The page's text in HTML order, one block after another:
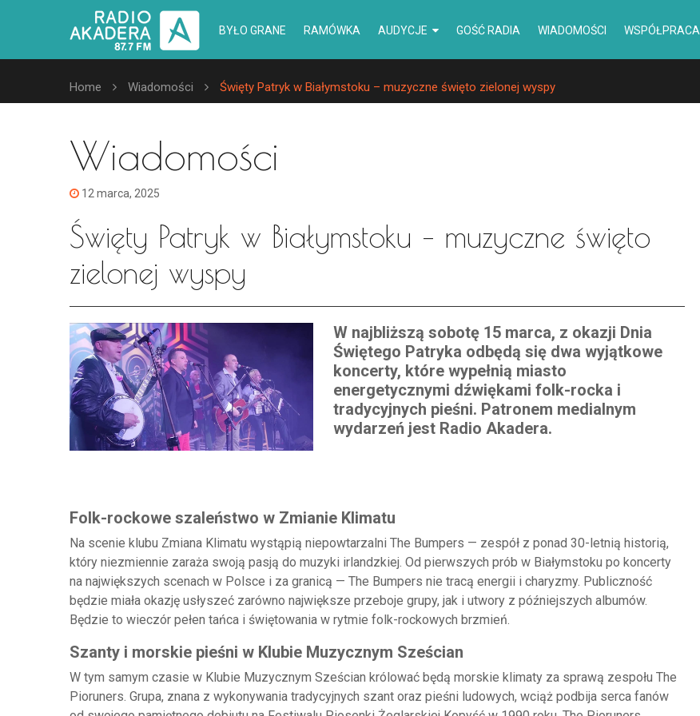
BYŁO GRANE RAMÓWKA AUDYCJE GOŚĆ RADIA WIADOMOŚCI WSPÓŁPRACA
Home Wiadomości Święty Patryk w Białymstoku – muzyczne święto zielonej wyspy
Wiadomości
12 marca, 2025
Święty Patryk w Białymstoku – muzyczne święto
zielonej wyspy
W najbliższą sobotę 15 marca, z okazji Dnia
Świętego Patryka odbędą się dwa wyjątkowe
koncerty, które wypełnią miasto
energetycznymi dźwiękami folk-rocka i
tradycyjnych pieśni. Patronem medialnym
wydarzeń jest Radio Akadera.
Folk-rockowe szaleństwo w Zmianie Klimatu
Na scenie klubu Zmiana Klimatu wystąpią niepowtarzalni The Bumpers — zespół z ponad 30-letnią historią,
który niezmiennie zaraża swoją pasją do muzyki irlandzkiej. Od pierwszych prób w Białymstoku po koncerty
na największych scenach w Polsce i za granicą — The Bumpers nie tracą energii i charyzmy. Publiczność
będzie miała okazję usłyszeć zarówno największe przeboje grupy, jak i utwory z późniejszych albumów.
Będzie to wieczór pełen tańca i świętowania w rytmie folk-rockowych brzmień.
Szanty i morskie pieśni w Klubie Muzycznym Sześcian
W tym samym czasie w Klubie Muzycznym Sześcian królować będą morskie klimaty za sprawą zespołu The
Pioruners. Grupa, znana z wykonywania tradycyjnych szant oraz pieśni ludowych, wciąż podbija serca fanów